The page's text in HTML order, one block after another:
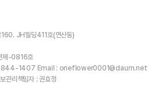
160. JH빌딩411호(연산동)
제-0816호
844-1407 Email : oneflower0001@daum.net
관리책임자 : 권효정